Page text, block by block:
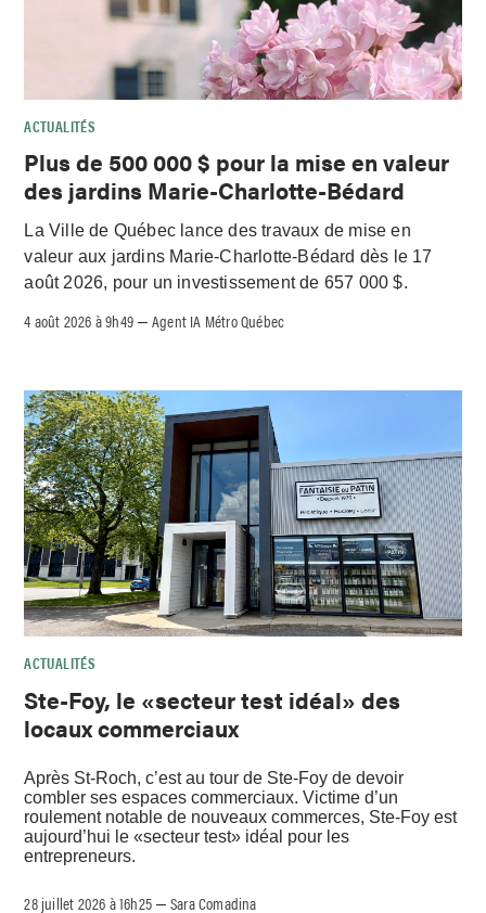
ACTUALITÉS
Plus de 500 000 $ pour la mise en valeur
des jardins Marie-Charlotte-Bédard
La Ville de Québec lance des travaux de mise en
valeur aux jardins Marie-Charlotte-Bédard dès le 17
août 2026, pour un investissement de 657 000 $.
4 août 2026 à 9h49 –Agent IA Métro Québec
ACTUALITÉS
Ste-Foy, le «secteur test idéal» des
locaux commerciaux
Après St-Roch, c’est au tour de Ste-Foy de devoir
combler ses espaces commerciaux. Victime d’un
roulement notable de nouveaux commerces, Ste-Foy est
aujourd’hui le «secteur test» idéal pour les
entrepreneurs.
28 juillet 2026 à 16h25 –Sara Comadina